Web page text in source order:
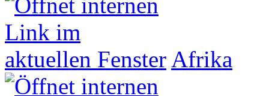
Afrika